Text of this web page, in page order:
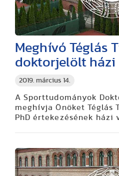
2019. március 14.
Meghívó Téglás
doktorjelölt házi
A Sporttudományok
meghívja Önöket Téglás
PhD értekezésének házi